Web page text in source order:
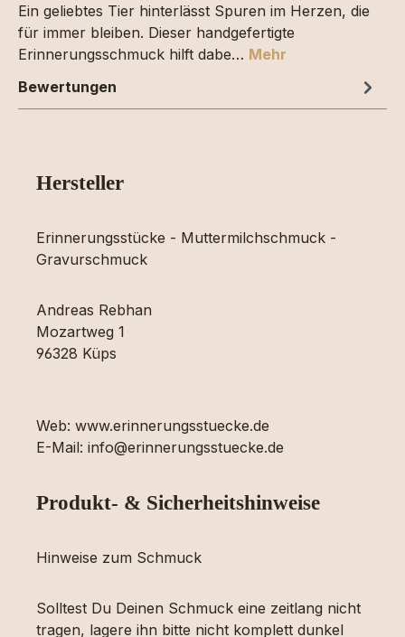
Ein geliebtes Tier hinterlässt Spuren im Herzen, die
für immer bleiben. Dieser handgefertigte
Erinnerungsschmuck hilft dabe… Mehr
Bewertungen
Hersteller
Erinnerungsstücke - Muttermilchschmuck -
Gravurschmuck
Andreas Rebhan
Mozartweg 1
96328 Küps
Web: www.erinnerungsstuecke.de
E-Mail: info@erinnerungsstuecke.de
Produkt- & Sicherheitshinweise
Hinweise zum Schmuck
Solltest Du Deinen Schmuck eine zeitlang nicht
tragen, lagere ihn bitte nicht komplett dunkel